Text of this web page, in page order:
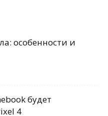
особенности и
будет
4